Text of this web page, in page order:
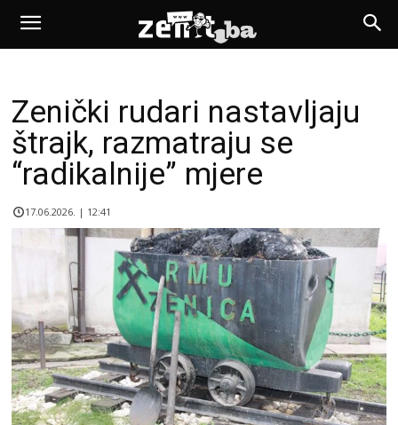
Zenički rudari nastavljaju
štrajk, razmatraju se
“radikalnije” mjere
17.06.2026. | 12:41